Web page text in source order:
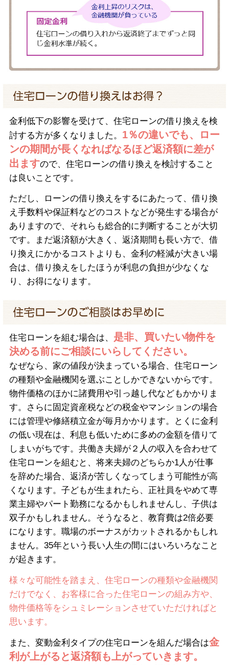
金利低下の影響を受けて、住宅ローンの借り換えを検
討する方が多くなりました。 1％の違いでも、ロー
ンの期間が長くなればなるほど返済額に差が
出ますので、住宅ローンの借り換えを検討すること
は良いことです。
ただし、ローンの借り換えをするにあたって、借り換
え手数料や保証料などのコストなどが発生する場合が
ありますので、それらも総合的に判断することが大切
です。まだ返済額が大きく、返済期間も長い方で、借
り換えにかかるコストよりも、金利の軽減が大きい場
合は、借り換えをしたほうが利息の負担が少なくな
り、お得になります。
住宅ローンを組む場合は、 是非、買いたい物件を
決める前にご相談にいらしてください。
なぜなら、家の値段が決まっている場合、住宅ローン
の種類や金融機関を選ぶことしかできないからです。
物件価格のほかに諸費用や引っ越し代などもかかりま
す。さらに固定資産税などの税金やマンションの場合
には管理や修繕積立金が毎月かかります。とくに金利
の低い現在は、利息も低いために多めの金額を借りて
しまいがちです。共働き夫婦が２人の収入を合わせて
住宅ローンを組むと、将来夫婦のどちらか1人が仕事
を辞めた場合、返済が苦しくなってしまう可能性が高
くなります。子どもが生まれたら、正社員をやめて専
業主婦やパート勤務になるかもしれませんし、子供は
双子かもしれません。そうなると、教育費は2倍必要
になります。職場のボーナスがカットされるかもしれ
ません。35年という長い人生の間にはいろいろなこと
が起きます。
様々な可能性を踏まえ、住宅ローンの種類や金融機関
だけでなく、お客様に合った住宅ローンの組み方や、
物件価格等をシュミレーションさせていただければと
思います。
また、変動金利タイプの住宅ローンを組んだ場合は金
利が上がると返済額も上がっていきます。